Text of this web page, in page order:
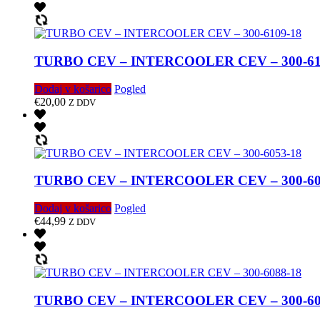
TURBO CEV – INTERCOOLER CEV – 300-
Dodaj v košarico Pogled
€20,00 Z DDV
TURBO CEV – INTERCOOLER CEV – 300-
Dodaj v košarico Pogled
€44,99 Z DDV
TURBO CEV – INTERCOOLER CEV – 300-